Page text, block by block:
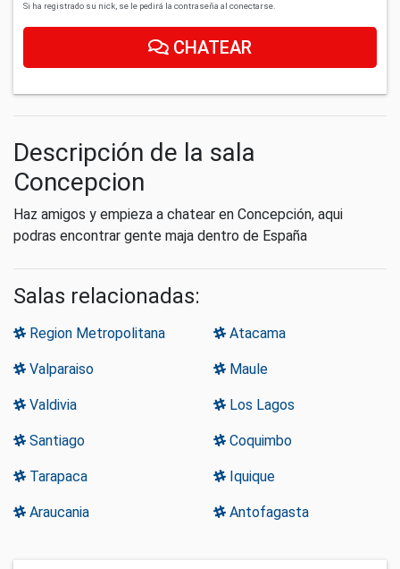
Si ha registrado su nick, se le pedirá la contraseña al conectarse.
CHATEAR
Descripción de la sala
Concepcion
Haz amigos y empieza a chatear en Concepción, aqui
podras encontrar gente maja dentro de España
Salas relacionadas:
Region Metropolitana Atacama
Valparaiso Maule
Valdivia Los Lagos
Santiago Coquimbo
Tarapaca Iquique
Araucania Antofagasta